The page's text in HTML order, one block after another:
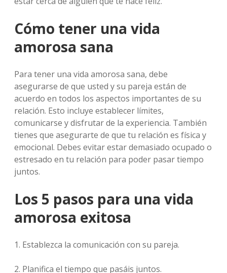
Cómo tener una vida
amorosa sana
Para tener una vida amorosa sana, debe
asegurarse de que usted y su pareja están de
acuerdo en todos los aspectos importantes de su
relación. Esto incluye establecer límites,
comunicarse y disfrutar de la experiencia. También
tienes que asegurarte de que tu relación es física y
emocional. Debes evitar estar demasiado ocupado o
estresado en tu relación para poder pasar tiempo
juntos.
Los 5 pasos para una vida
amorosa exitosa
1. Establezca la comunicación con su pareja.
2. Planifica el tiempo que pasáis juntos.